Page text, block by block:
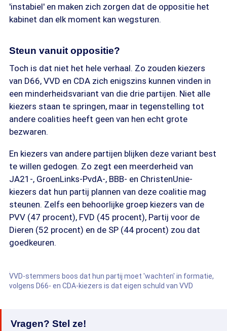
'instabiel' en maken zich zorgen dat de oppositie het
kabinet dan elk moment kan wegsturen.
Steun vanuit oppositie?
Toch is dat niet het hele verhaal. Zo zouden kiezers
van D66, VVD en CDA zich enigszins kunnen vinden in
een minderheidsvariant van die drie partijen. Niet alle
kiezers staan te springen, maar in tegenstelling tot
andere coalities heeft geen van hen echt grote
bezwaren.
En kiezers van andere partijen blijken deze variant best
te willen gedogen. Zo zegt een meerderheid van
JA21-, GroenLinks-PvdA-, BBB- en ChristenUnie-
kiezers dat hun partij plannen van deze coalitie mag
steunen. Zelfs een behoorlijke groep kiezers van de
PVV (47 procent), FVD (45 procent), Partij voor de
Dieren (52 procent) en de SP (44 procent) zou dat
goedkeuren.
VVD-stemmers boos dat hun partij moet 'wachten' in formatie,
volgens D66- en CDA-kiezers is dat eigen schuld van VVD
Vragen? Stel ze!